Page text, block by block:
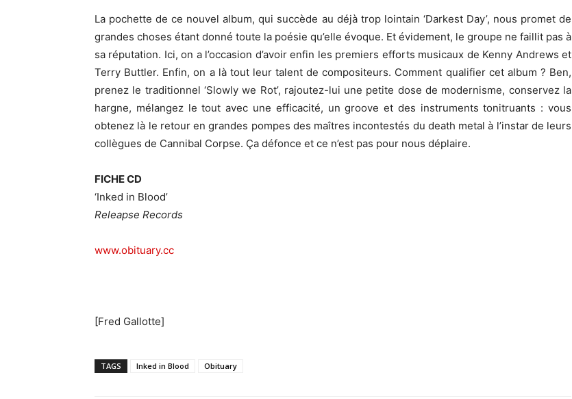
La pochette de ce nouvel album, qui succède au déjà trop lointain ‘Darkest Day’, nous promet de
grandes choses étant donné toute la poésie qu’elle évoque. Et évidement, le groupe ne faillit pas à
sa réputation. Ici, on a l’occasion d’avoir enfin les premiers efforts musicaux de Kenny Andrews et
Terry Buttler. Enfin, on a là tout leur talent de compositeurs. Comment qualifier cet album ? Ben,
prenez le traditionnel ‘Slowly we Rot’, rajoutez-lui une petite dose de modernisme, conservez la
hargne, mélangez le tout avec une efficacité, un groove et des instruments tonitruants : vous
obtenez là le retour en grandes pompes des maîtres incontestés du death metal à l’instar de leurs
collègues de Cannibal Corpse. Ça défonce et ce n’est pas pour nous déplaire.
FICHE CD
‘Inked in Blood’
Releapse Records
www.obituary.cc
[Fred Gallotte]
TAGS Inked in Blood Obituary